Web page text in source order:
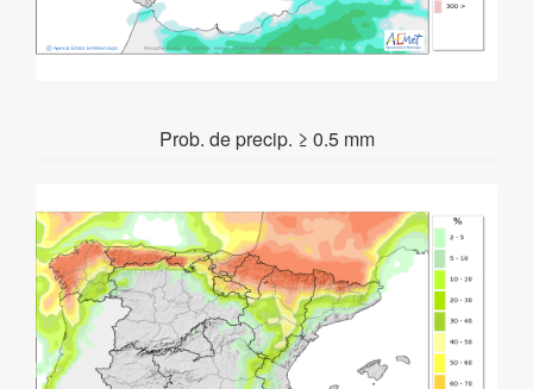
Prob. de precip. ≥ 0.5 mm